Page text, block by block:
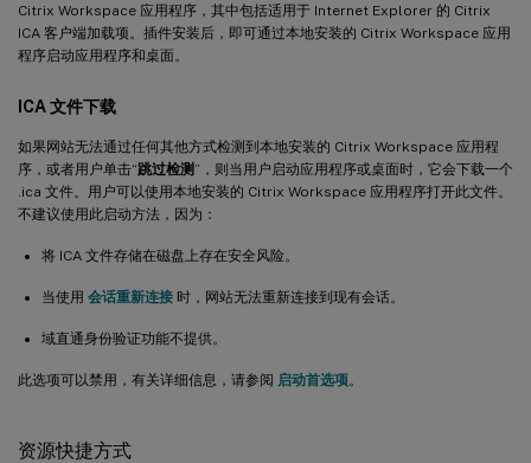
Citrix Workspace 应用程序，其中包括适用于 Internet Explorer 的 Citrix
ICA 客户端加载项。插件安装后，即可通过本地安装的 Citrix Workspace 应用
程序启动应用程序和桌面。
ICA 文件下载
如果网站无法通过任何其他方式检测到本地安装的 Citrix Workspace 应用程
序，或者用户单击“跳过检测 ”，则当用户启动应用程序或桌面时，它会下载一个
.ica 文件。用户可以使用本地安装的 Citrix Workspace 应用程序打开此文件。
不建议使用此启动方法，因为：
将 ICA 文件存储在磁盘上存在安全风险。
当使用 会话重新连接 时，网站无法重新连接到现有会话。
域直通身份验证功能不提供。
此选项可以禁用，有关详细信息，请参阅 启动首选项。
资源快捷方式